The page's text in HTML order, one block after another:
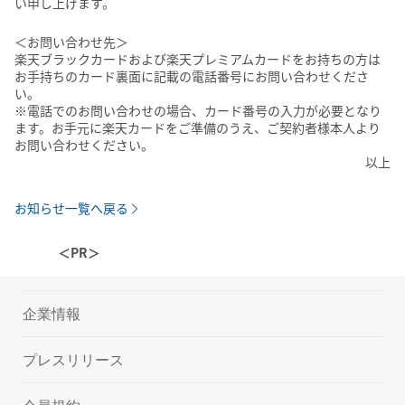
＜お問い合わせ先＞
楽天ブラックカードおよび楽天プレミアムカードをお持ちの方は
お手持ちのカード裏面に記載の電話番号にお問い合わせくださ
い。
※電話でのお問い合わせの場合、カード番号の入力が必要となり
ます。お手元に楽天カードをご準備のうえ、ご契約者様本人より
お問い合わせください。
以上
お知らせ一覧へ戻る
＜PR＞
企業情報
プレスリリース